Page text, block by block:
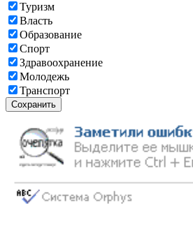
Туризм
Власть
Образование
Спорт
Здравоохранение
Молодежь
Транспорт
Сохранить